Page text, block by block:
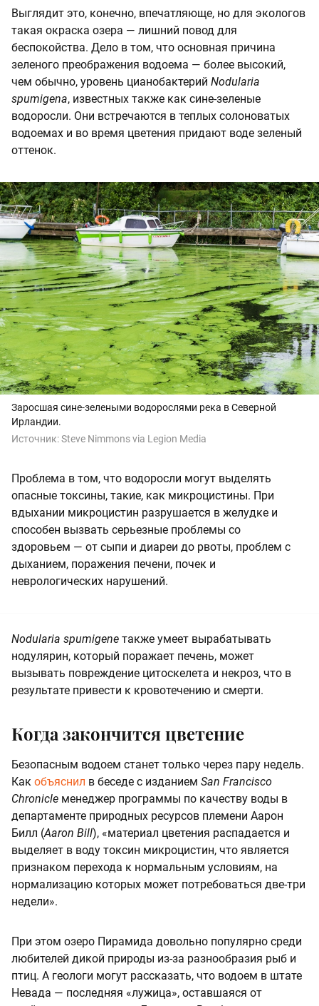
Выглядит это, конечно, впечатляюще, но для экологов
такая окраска озера — лишний повод для
беспокойства. Дело в том, что основная причина
зеленого преображения водоема — более высокий,
чем обычно, уровень цианобактерий Nodularia
spumigena, известных также как сине-зеленые
водоросли. Они встречаются в теплых солоноватых
водоемах и во время цветения придают воде зеленый
оттенок.
Заросшая сине-зелеными водорослями река в Северной
Ирландии.
Источник:Steve Nimmons via Legion Media
Проблема в том, что водоросли могут выделять
опасные токсины, такие, как микроцистины. При
вдыхании микроцистин разрушается в желудке и
способен вызвать серьезные проблемы со
здоровьем — от сыпи и диареи до рвоты, проблем с
дыханием, поражения печени, почек и
неврологических нарушений.
Nodularia spumigene также умеет вырабатывать
нодулярин, который поражает печень, может
вызывать повреждение цитоскелета и некроз, что в
результате привести к кровотечению и смерти.
Когда закончится цветение
Безопасным водоем станет только через пару недель.
Как объяснил в беседе с изданием San Francisco
Chronicle менеджер программы по качеству воды в
департаменте природных ресурсов племени Аарон
Билл (Aaron Bill), «материал цветения распадается и
выделяет в воду токсин микроцистин, что является
признаком перехода к нормальным условиям, на
нормализацию которых может потребоваться две-три
недели».
При этом озеро Пирамида довольно популярно среди
любителей дикой природы из-за разнообразия рыб и
птиц. А геологи могут рассказать, что водоем в штате
Невада — последняя «лужица», оставшаяся от